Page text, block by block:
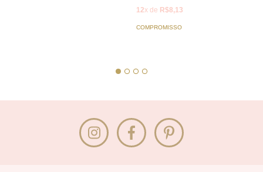
12x de R$8,13
COMPROMISSO